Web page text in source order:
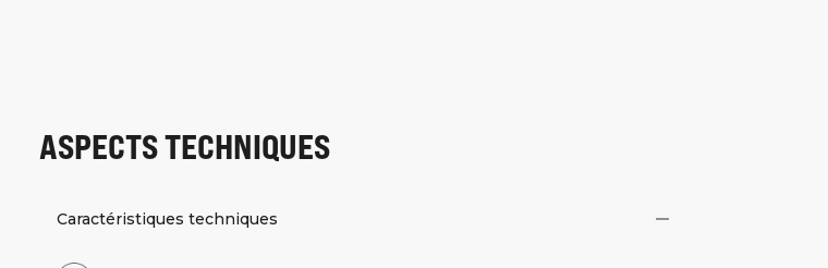
ASPECTS TECHNIQUES
Caractéristiques techniques